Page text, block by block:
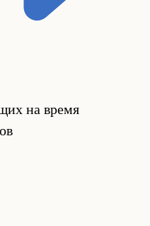
на время